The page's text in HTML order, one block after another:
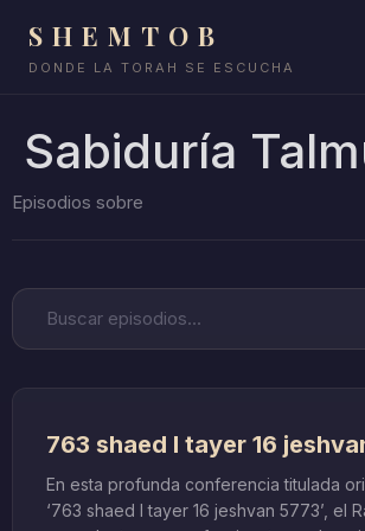
SHEMTOB
DONDE LA TORAH SE ESCUCHA
Sabiduría
763 shaed l tayer 16
En esta profunda conferencia titulada
‘763 shaed l tayer 16 jeshvan 5773’, el